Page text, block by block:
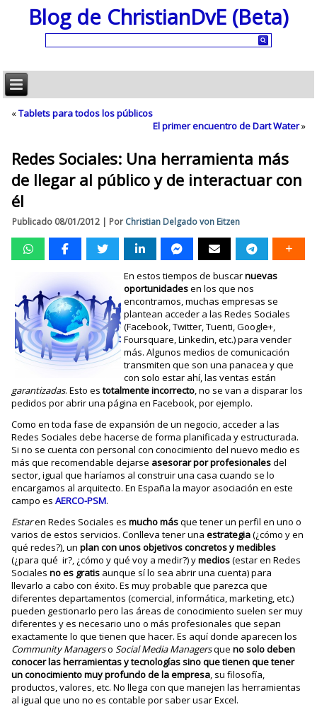
Blog de ChristianDvE (Beta)
«Tablets para todos los públicos
El primer encuentro de Dart Water»
Redes Sociales: Una herramienta más
de llegar al público y de interactuar con
él
Publicado 08/01/2012 | Por Christian Delgado von Eitzen
En estos tiempos de buscarnuevas
oportunidadesen los que nos
encontramos, muchas empresas se
plantean acceder a las Redes Sociales
(Facebook, Twitter, Tuenti, Google+,
Foursquare, Linkedin, etc.) para vender
más. Algunos medios de comunicación
transmiten que son una panacea y que
con solo estar ahí, las ventas están
garantizadas. Esto estotalmente incorrecto, no se van a disparar los
pedidos por abrir una página en Facebook, por ejemplo.
Como en toda fase de expansión de un negocio, acceder a las
Redes Sociales debe hacerse de forma planificada y estructurada.
Si no se cuenta con personal con conocimiento del nuevo medio es
más que recomendable dejarse asesorar por profesionalesdel
sector, igual que haríamos al construir una casa cuando se lo
encargamos al arquitecto. En España la mayor asociación en este
campo esAERCO-PSM.
Estaren Redes Sociales esmucho másque tener un perfil en uno o
varios de estos servicios. Conlleva tener unaestrategia(¿cómo y en
qué redes?), unplan con unos objetivos concretos y medibles
(¿para qué ir?, ¿cómo y qué voy a medir?) ymedios(estar en Redes
Socialesno es gratis aunque sí lo sea abrir una cuenta) para
llevarlo a cabo con éxito. Es muy probable que parezca que
diferentes departamentos (comercial, informática, marketing, etc.)
pueden gestionarlo pero las áreas de conocimiento suelen ser muy
diferentes y es necesario uno o más profesionales que sepan
exactamente lo que tienen que hacer. Es aquí donde aparecen los
Community ManagersoSocialMedia Managersqueno solo deben
conocer las herramientas y tecnologías sino que tienen que tener
un conocimiento muy profundo de la empresa, su filosofía,
productos, valores, etc. No llega con que manejen las herramientas
al igual que uno no es contable por saber usar Excel.